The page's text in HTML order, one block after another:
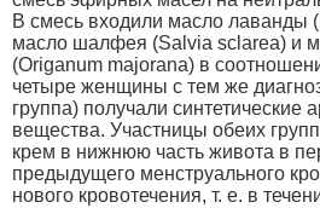
В смесь входили масло лаванды
масло шалфея (Salvia sclarea) и
(Origanum majorana) в
четыре женщины с тем же
группа) получали синтетические
вещества. Участницы обеих
крем в нижнюю часть живота в
предыдущего менструального
нового кровотечения, т. е. в